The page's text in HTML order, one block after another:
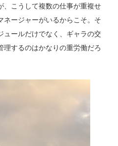
、こうして複数の仕事が重複せ
ージャーがいるからこそ。そ
ュールだけでなく、ギャラの交
するのはかなりの重労働だろ